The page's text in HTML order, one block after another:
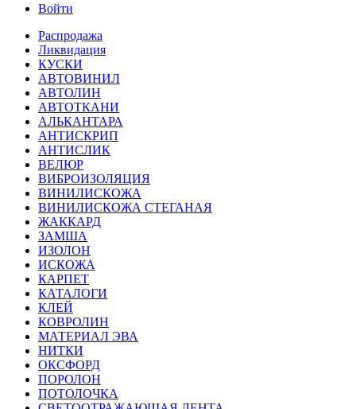
Войти
Распродажа
Ликвидация
КУСКИ
АВТОВИНИЛ
АВТОЛИН
АВТОТКАНИ
АЛЬКАНТАРА
АНТИСКРИП
АНТИСЛИК
ВЕЛЮР
ВИБРОИЗОЛЯЦИЯ
ВИНИЛИСКОЖА
ВИНИЛИСКОЖА СТЕГАНАЯ
ЖАККАРД
ЗАМША
ИЗОЛОН
ИСКОЖА
КАРПЕТ
КАТАЛОГИ
КЛЕЙ
КОВРОЛИН
МАТЕРИАЛ ЭВА
НИТКИ
ОКСФОРД
ПОРОЛОН
ПОТОЛОЧКА